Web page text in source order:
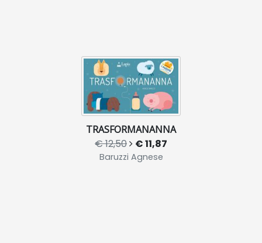
TRASFORMANANNA
€ 12,50 € 11,87
Baruzzi Agnese